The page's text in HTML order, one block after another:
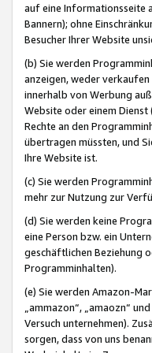
auf eine Informationsseite
Bannern); ohne
Besucher Ihrer Website
(b) Sie werden
anzeigen, weder
innerhalb von Werbung
Website oder einem
Rechte an den
übertragen müssten, und
Ihre Website ist.
(c) Sie werden
mehr zur Nutzung zur
(d) Sie werden keine
eine Person bzw. ein
geschäftlichen Beziehung
Programminhalten).
(e) Sie werden Amazon-
„ammazon“, „amaozn“
Versuch unternehmen).
sorgen, dass von uns